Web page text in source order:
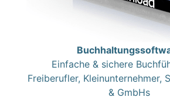
Einfache & sichere
Freiberufler, Kleinunternehmer,
& GmbHs